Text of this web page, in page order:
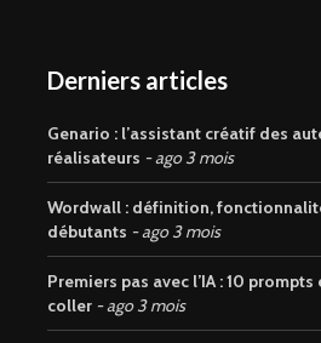
Derniers articles
Genario : l’assistant créatif des
réalisateurs
ago 3 mois
Wordwall : définition,
débutants
ago 3 mois
Premiers pas avec l’IA : 10
coller
ago 3 mois